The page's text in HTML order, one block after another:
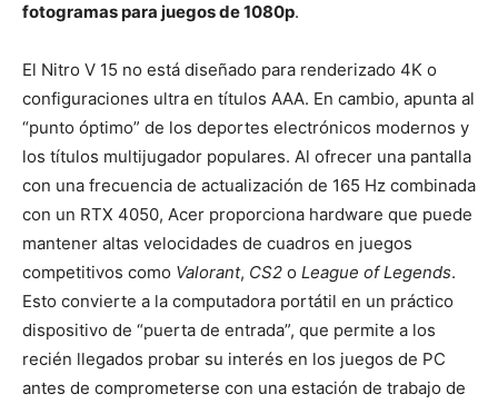
fotogramas para juegos de 1080p.
El Nitro V 15 no está diseñado para renderizado 4K o
configuraciones ultra en títulos AAA. En cambio, apunta al
“punto óptimo” de los deportes electrónicos modernos y
los títulos multijugador populares. Al ofrecer una pantalla
con una frecuencia de actualización de 165 Hz combinada
con un RTX 4050, Acer proporciona hardware que puede
mantener altas velocidades de cuadros en juegos
competitivos como Valorant, CS2 o League of Legends.
Esto convierte a la computadora portátil en un práctico
dispositivo de “puerta de entrada”, que permite a los
recién llegados probar su interés en los juegos de PC
antes de comprometerse con una estación de trabajo de